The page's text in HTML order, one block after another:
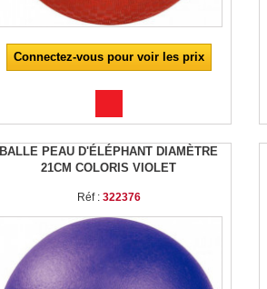
Connectez-vous pour voir les prix
BALLE PEAU D'ÉLÉPHANT DIAMÈTRE
21CM COLORIS VIOLET
Réf : 322376